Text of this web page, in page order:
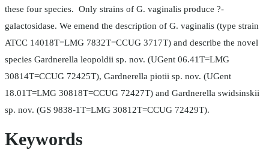
these four species. Only strains of G. vaginalis produce ?-
galactosidase. We emend the description of G. vaginalis (type strain
ATCC 14018T=LMG 7832T=CCUG 3717T) and describe the novel
species Gardnerella leopoldii sp. nov. (UGent 06.41T=LMG
30814T=CCUG 72425T), Gardnerella piotii sp. nov. (UGent
18.01T=LMG 30818T=CCUG 72427T) and Gardnerella swidsinskii
sp. nov. (GS 9838-1T=LMG 30812T=CCUG 72429T).
Keywords